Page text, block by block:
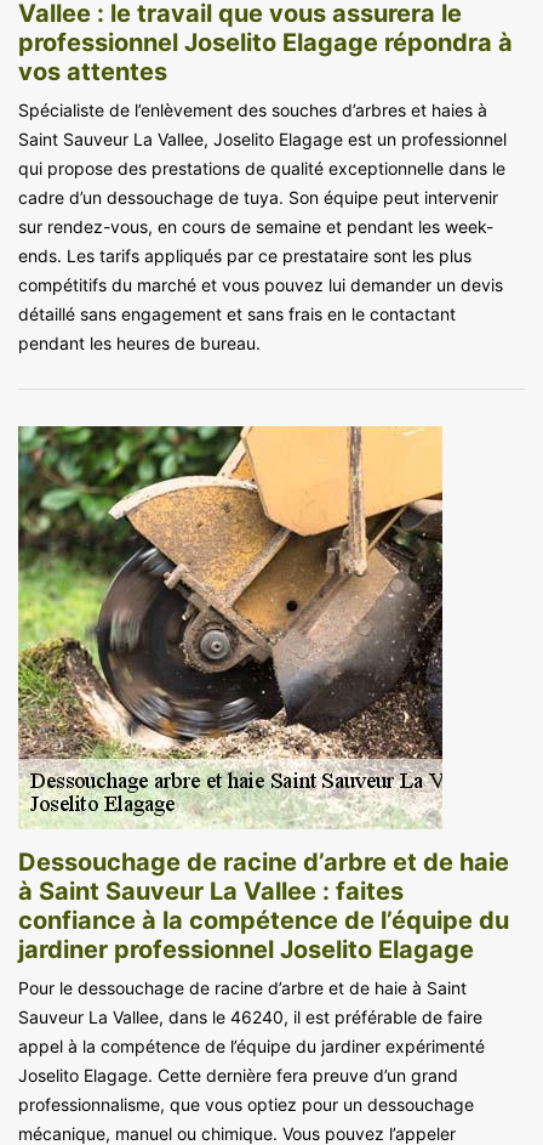
Vallee : le travail que vous assurera le
professionnel Joselito Elagage répondra à
vos attentes
Spécialiste de l’enlèvement des souches d’arbres et haies à
Saint Sauveur La Vallee, Joselito Elagage est un professionnel
qui propose des prestations de qualité exceptionnelle dans le
cadre d’un dessouchage de tuya. Son équipe peut intervenir
sur rendez-vous, en cours de semaine et pendant les week-
ends. Les tarifs appliqués par ce prestataire sont les plus
compétitifs du marché et vous pouvez lui demander un devis
détaillé sans engagement et sans frais en le contactant
pendant les heures de bureau.
Dessouchage de racine d’arbre et de haie
à Saint Sauveur La Vallee : faites
confiance à la compétence de l’équipe du
jardiner professionnel Joselito Elagage
Pour le dessouchage de racine d’arbre et de haie à Saint
Sauveur La Vallee, dans le 46240, il est préférable de faire
appel à la compétence de l’équipe du jardiner expérimenté
Joselito Elagage. Cette dernière fera preuve d’un grand
professionnalisme, que vous optiez pour un dessouchage
mécanique, manuel ou chimique. Vous pouvez l’appeler